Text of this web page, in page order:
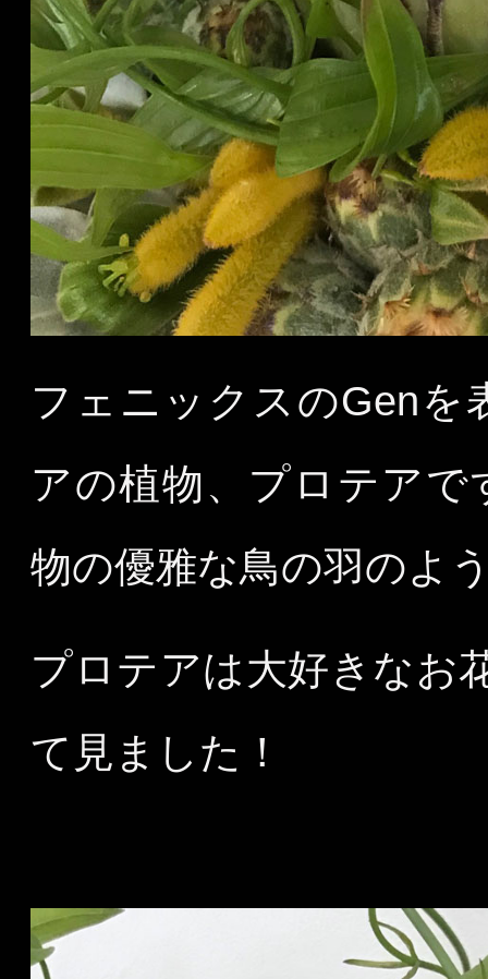
フェニックスのGenを
アの植物、プロテア
物の優雅な鳥の羽のよ
プロテアは大好きなお
て見ました！